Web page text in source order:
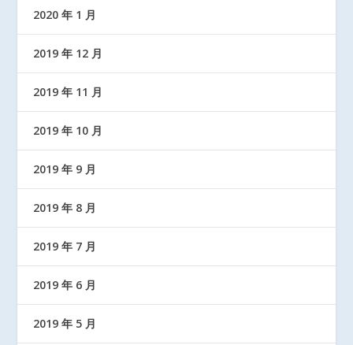
2020 年 1 月
2019 年 12 月
2019 年 11 月
2019 年 10 月
2019 年 9 月
2019 年 8 月
2019 年 7 月
2019 年 6 月
2019 年 5 月